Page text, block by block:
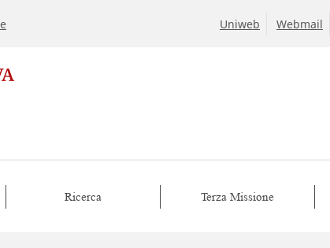
Uniweb Webmail
Ricerca Terza Missione